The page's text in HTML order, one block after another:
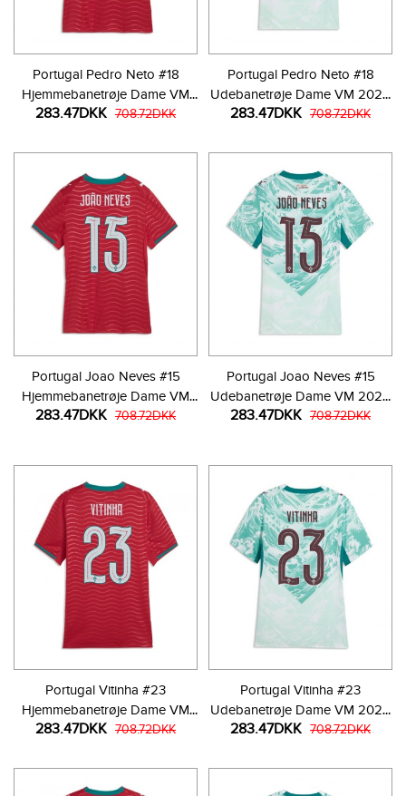
Portugal Pedro Neto #18
Hjemmebanetrøje Dame VM
2026 Kortærmet
283.47DKK 708.72DKK
Portugal Pedro Neto #18
Udebanetrøje Dame VM 2026
Kortærmet
283.47DKK 708.72DKK
Portugal Joao Neves #15
Hjemmebanetrøje Dame VM
2026 Kortærmet
283.47DKK 708.72DKK
Portugal Joao Neves #15
Udebanetrøje Dame VM 2026
Kortærmet
283.47DKK 708.72DKK
Portugal Vitinha #23
Hjemmebanetrøje Dame VM
2026 Kortærmet
283.47DKK 708.72DKK
Portugal Vitinha #23
Udebanetrøje Dame VM 2026
Kortærmet
283.47DKK 708.72DKK